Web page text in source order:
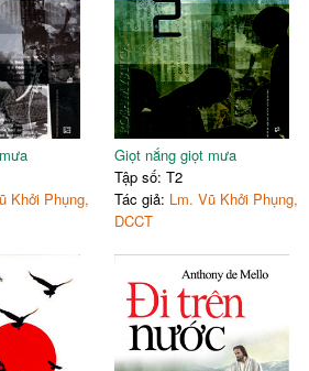
đổ (Ảnh Ngô Anh Vũ)
kết hôn
ấy vẫn là anh tôi
1996)
lai tôi dạy
đời
đó (Ảnh Ngô Anh Vũ)
thiếu khôn ngoan, một cái chềt không phải lúc
Khởi Phụng,
Giọt nắng giọt mưa
Tập số: T2
Tác giả: Lm. Vũ Khởi Phụng,
DCCT